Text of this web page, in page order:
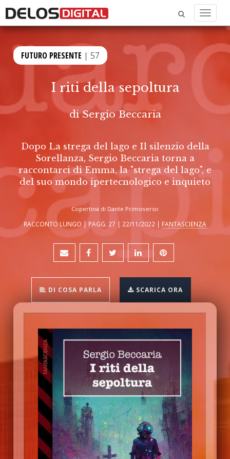
Menu
FUTURO PRESENTE | 57
I riti della sepoltura
diSergio Beccaria
Dopo La strega del lago e Il silenzio della
Sorellanza, Sergio Beccaria torna a
raccontarci di Emma, la "strega del lago", e
del suo mondo ipertecnologico e inquieto
Copertina di Dante Primoverso
RACCONTO LUNGO | PAGG. 27 | 22/11/2022 | FANTASCIENZA
DI COSA PARLA SCARICA ORA